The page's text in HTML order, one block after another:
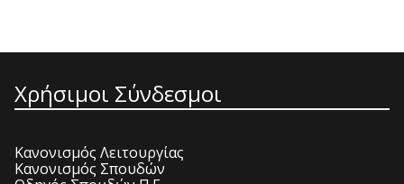
Χρήσιμοι Σύνδεσμοι
Κανονισμός Λειτουργίας
Κανονισμός Σπουδών